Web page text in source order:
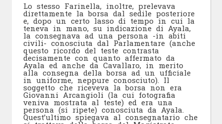
Lo stesso Farinella, inoltre, prelevava
direttamente la borsa dal sedile posteriore
e, dopo un certo lasso di tempo in cui la
teneva in mano, su indicazione di Ayala,
la consegnava ad una persona -in abiti
civili- conosciuta dal Parlamentare (anche
questo ricordo del teste contrasta
decisamente con quanto affermato da
Ayala ed anche da Cavallaro, in merito
alla consegna della borsa ad un ufficiale
in uniforme, neppure conosciuto). Il
soggetto che riceveva la borsa non era
Giovanni Arcangioli (la cui fotografia
veniva mostrata al teste) ed era una
persona (si ripete) conosciuta da Ayala.
Quest’ultimo spiegava al consegnatario che